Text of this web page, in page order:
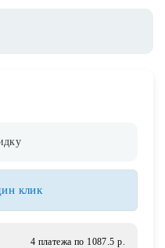
клик
4 платежа по 1087.5 р.